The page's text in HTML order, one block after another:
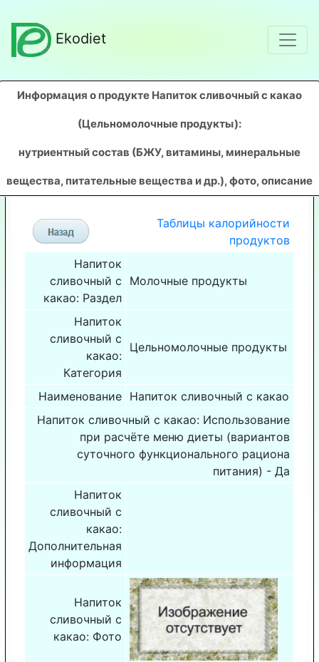
Ekodiet
Информация о продукте Напиток сливочный с какао
(Цельномолочные продукты):
нутриентный состав (БЖУ, витамины, минеральные
вещества, питательные вещества и др.), фото, описание
Таблицы калорийности
продуктов
Напиток
сливочный с
какао: Раздел
Молочные продукты
Напиток
сливочный с
какао:
Категория
Цельномолочные продукты
Наименование Напиток сливочный с какао
Напиток сливочный с какао: Использование
при расчёте меню диеты (вариантов
суточного функционального рациона
питания) - Да
Напиток
сливочный с
какао:
Дополнительная
информация
Напиток
сливочный с
какао: Фото